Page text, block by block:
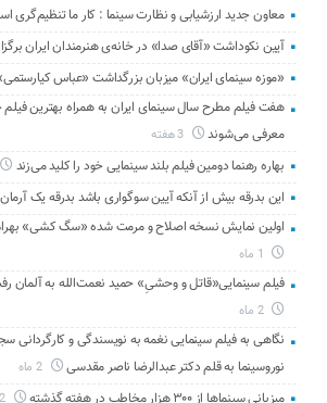
معاون جدید ارزشیابی و نظارت سینما : کار ما تنظیم‌گری
آیین نکوداشت «آقای صدا» در خانه‌ی هنرمندان ایران
«موزه سینمای ایران» میزبان بزرگداشت «عباس
هفت فیلم مطرح سال سینمای ایران به همراه بهترین
معرفی می‌شوند
3 هفته
بهاره رهنما دومین فیلم بلند سینمایی خود را کلید می‌زند
این بدرقه بیش از آنکه آیین سوگواری باشد بدرقه یک
اولین نمایش نسخه اصلاح و مرمت شده «سگ کشی» بهرام
فیلم سینمایی«قاتل و وحشیِ» حمید نعمت‌الله به آلمان
2 ماه
نگاهی به فیلم سینمایی نغمه به نویسندگی و کارگردانی
نوروسینما به قلم دکتر عبدالرضا ناصر مقدسی
2 ماه